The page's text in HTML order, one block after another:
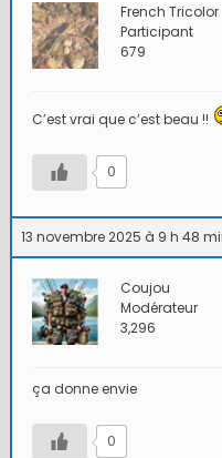
French Tricolor
Participant
679
C’est vrai que c’est beau !!
0
13 novembre 2025 à 9 h 48
Coujou
Modérateur
3,296
ça donne envie
0